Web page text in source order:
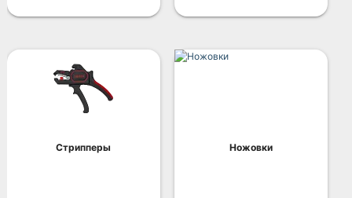
Стрипперы Ножовки